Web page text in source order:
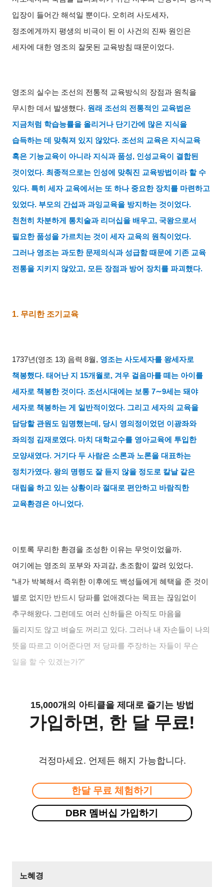
입장이 들어간 해석일 뿐이다. 오히려 사도세자,
정조에게까지 평생의 비극이 된 이 사건의 진짜 원인은
세자에 대한 영조의 잘못된 교육방침 때문이었다.
영조의 실수는 조선의 전통적 교육방식의 장점과 원칙을
무시한 데서 발생했다. 원래 조선의 전통적인 교육법은
지금처럼 학습능률을 올리거나 단기간에 많은 지식을
습득하는 데 맞춰져 있지 않았다. 조선의 교육은 지식교육
혹은 기능교육이 아니라 지식과 품성, 인성교육이 결합된
것이었다. 최종적으로는 인성에 맞춰진 교육방법이라 할 수
있다. 특히 세자 교육에서는 또 하나 중요한 장치를 마련하고
있었다. 부모의 간섭과 과잉교육을 방지하는 것이었다.
천천히 차분하게 통치술과 리더십을 배우고, 국왕으로서
필요한 품성을 가르치는 것이 세자 교육의 원칙이었다.
그러나 영조는 과도한 문제의식과 성급함 때문에 기존 교육
전통을 지키지 않았고, 모든 장점과 방어 장치를 파괴했다.
1. 무리한 조기교육
1737년(영조 13) 음력 8월, 영조는 사도세자를 왕세자로
책봉했다.태어난 지 15개월로, 겨우 걸음마를 떼는 아이를
세자로 책봉한 것이다. 조선시대에는 보통 7∼9세는 돼야
세자로 책봉하는 게 일반적이었다. 그리고 세자의 교육을
담당할 관원도 임명했는데 , 당시 영의정이었던 이광좌와
좌의정 김재로였다. 마치 대학교수를 영아교육에 투입한
모양새였다. 거기다 두 사람은 소론과 노론을 대표하는
정치가였다. 왕의 명령도 잘 듣지 않을 정도로 칼날 같은
대립을 하고 있는 상황이라 절대로 편안하고 바람직한
교육환경은 아니었다.
이토록 무리한 환경을 조성한 이유는 무엇이었을까.
여기에는 영조의 포부와 자괴감, 초조함이 깔려 있었다.
“내가 박복해서 즉위한 이후에도 백성들에게 혜택을 준 것이
별로 없지만 반드시 당파를 없애겠다는 목표는 끊임없이
추구해왔다. 그런데도 여러 신하들은 아직도 마음을
돌리지도 않고 벼슬도 꺼리고 있다. 그러나 내 자손들이 나의
뜻을 따르고 이어준다면 저 당파를 주장하는 자들이 무슨
일을 할 수 있겠는가?”
15,000개의 아티클을 제대로 즐기는 방법
가입하면, 한 달 무료!
걱정마세요. 언제든 해지 가능합니다.
한달 무료 체험하기
DBR 멤버십 가입하기
노혜경